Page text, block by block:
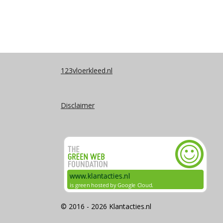
123vloerkleed.nl
Disclaimer
© 2016 - 2026 Klantacties.nl